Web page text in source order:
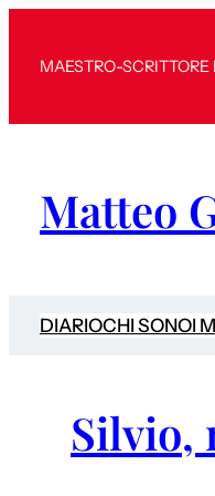
MAESTRO-SCRITTORE
Matteo
DIARIOCHI SONOI
Silvio,